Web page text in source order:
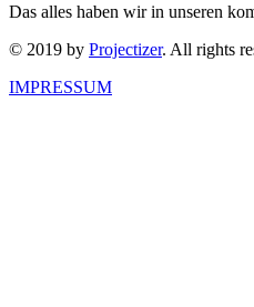
Das alles haben wir in unseren
© 2019 by Projectizer. All rights
IMPRESSUM